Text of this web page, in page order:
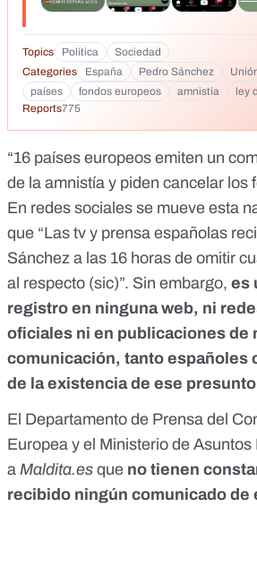
Topics Política Sociedad
Categories
España Pedro Sánchez
países
fondos europeos amnistía
ley
Reports775
“16 países europeos emiten un
de la amnistía y piden cancelar los
En redes sociales se mueve esta
que “Las tv y prensa españolas
Sánchez a las 16 horas de omitir
al respecto (sic)”. Sin embargo, es
registro en ninguna web, ni
oficiales ni en publicaciones de
comunicación, tanto españoles
de la existencia de ese
El Departamento de Prensa del
Europea y el Ministerio de
a Maldita.es que no tienen
recibido ningún comunicado de